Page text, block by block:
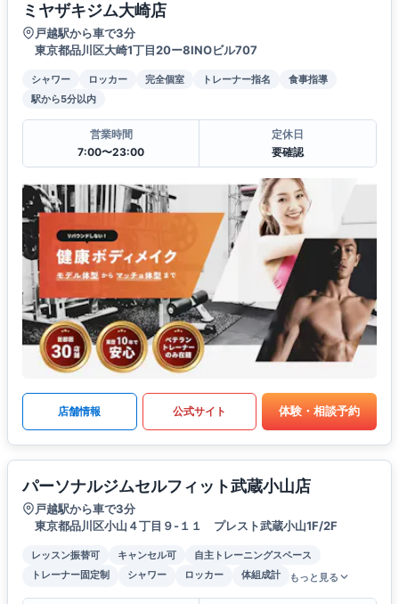
ミヤザキジム大崎店
戸越駅から車で3分
東京都品川区大崎1丁目20ー8INOビル707
シャワー ロッカー 完全個室 トレーナー指名
食事指導
駅から5分以内
営業時間
7:00〜23:00
定休日
要確認
店舗情報 公式サイト 体験・相談予約
パーソナルジムセルフィット武蔵小山店
戸越駅から車で3分
東京都品川区小山４丁目９-１１ プレスト武蔵小山1F/2F
レッスン振替可 キャンセル可
自主トレーニングスペース
トレーナー固定制
シャワー ロッカー 体組成計 もっと見る